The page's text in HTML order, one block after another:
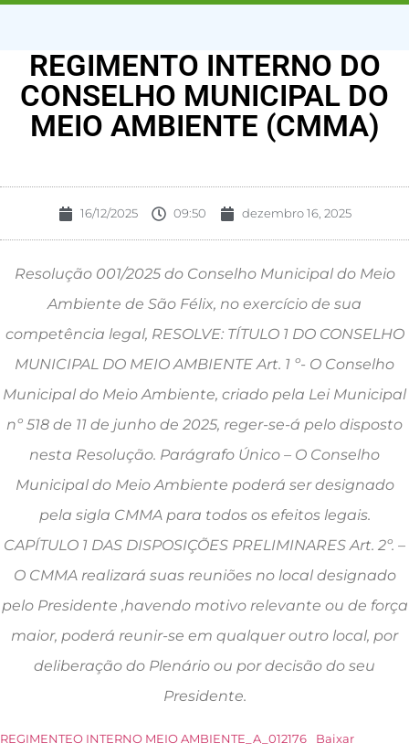
REGIMENTO INTERNO DO
CONSELHO MUNICIPAL DO
MEIO AMBIENTE (CMMA)
16/12/2025 09:50 dezembro 16, 2025
Resolução 001/2025 do Conselho Municipal do Meio
Ambiente de São Félix, no exercício de sua
competência legal, RESOLVE: TÍTULO 1 DO CONSELHO
MUNICIPAL DO MEIO AMBIENTE Art. 1 º- O Conselho
Municipal do Meio Ambiente, criado pela Lei Municipal
nº 518 de 11 de junho de 2025, reger-se-á pelo disposto
nesta Resolução. Parágrafo Único – O Conselho
Municipal do Meio Ambiente poderá ser designado
pela sigla CMMA para todos os efeitos legais.
CAPÍTULO 1 DAS DISPOSIÇÕES PRELIMINARES Art. 2º. –
O CMMA realizará suas reuniões no local designado
pelo Presidente ,havendo motivo relevante ou de força
maior, poderá reunir-se em qualquer outro local, por
deliberação do Plenário ou por decisão do seu
Presidente.
REGIMENTEO INTERNO MEIO AMBIENTE_A_012176 Baixar